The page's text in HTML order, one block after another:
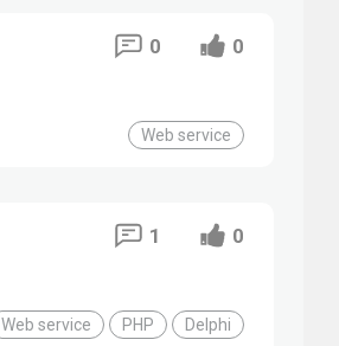
Web service
0 0
Web service PHP Delphi
1 0